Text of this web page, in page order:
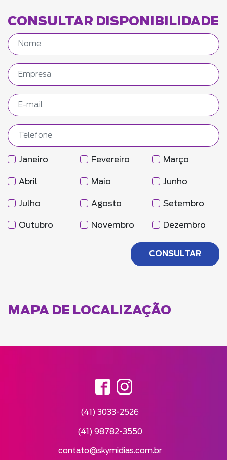
CONSULTAR DISPONIBILIDADE
Janeiro Fevereiro Março
Abril Maio Junho
Julho Agosto Setembro
Outubro Novembro Dezembro
MAPA DE LOCALIZAÇÃO
(41) 3033-2526
(41) 98782-3550
contato@skymidias.com.br